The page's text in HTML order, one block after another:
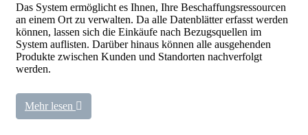
Das System ermöglicht es Ihnen, Ihre Beschaffungsressourcen
an einem Ort zu verwalten. Da alle Datenblätter erfasst werden
können, lassen sich die Einkäufe nach Bezugsquellen im
System auflisten. Darüber hinaus können alle ausgehenden
Produkte zwischen Kunden und Standorten nachverfolgt
werden.
Mehr lesen